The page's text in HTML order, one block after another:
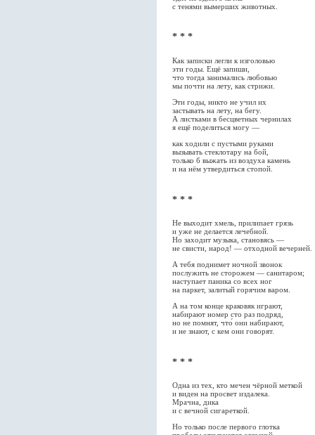
с тенями вымерших животных.
* * *
Как записки легли к изголовью
эти годы. Ещё запиши,
что тогда занимались любовью
мы почти на лету, как стрижи.
Эти годы, никто не учил их
застывать на лету, на бегу.
А листками в бесцветных чернилах
я ещё поделиться могу —
как ходили с пустыми руками
вызывать стеклотару на бой,
только б выжать из воздуха камень
и на нём утвердиться стопой.
* * *
Не выходит хмель, прилипает грязь
и уже не делается лечебной.
Но заходит музыка, становясь —
не свисти, народ! — отходной вечерней.
А тебя поднимет ночной звонок
послужить не сторожем — санитаром;
наступает паника со всех ног
на паркет, залитый горячим варом.
А на том конце краковяк играют,
набирают номер сто раз подряд,
но не помнят, что́ они набирают,
и не знают, с кем они говорят.
* * *
Одна из тех, кто мечен чёрной меткой
и виден на просвет издалека.
Мрачна, дика
и с вечной сигареткой.
Но только после первого глотка